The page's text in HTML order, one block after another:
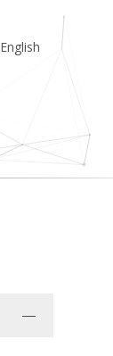
English